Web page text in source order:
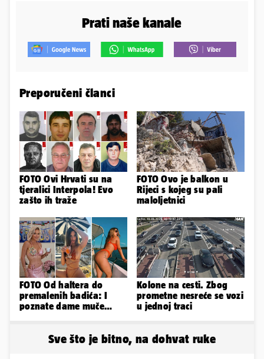
Prati naše kanale
Preporučeni članci
FOTO Ovi Hrvati su na
tjeralici Interpola! Evo
zašto ih traže
FOTO Ovo je balkon u
Rijeci s kojeg su pali
maloljetnici
FOTO Od haltera do
premalenih badića: I
poznate dame muče
Kolone na cesti. Zbog
prometne nesreće se vozi
u jednoj traci
Sve što je bitno, na dohvat ruke